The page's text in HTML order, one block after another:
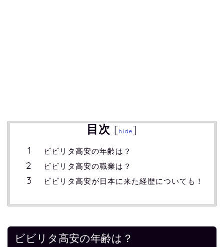
目次 [hide]
ビビリタ高安の年齢は？
ビビリタ高安の職業は？
ビビリタ高安が日本に来た経歴についても！
ビビリタ高安の年齢は？